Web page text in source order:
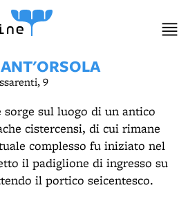
9
sul luogo di un antico
cistercensi, di cui rimane
complesso fu iniziato nel
il padiglione di ingresso su
il portico seicentesco.